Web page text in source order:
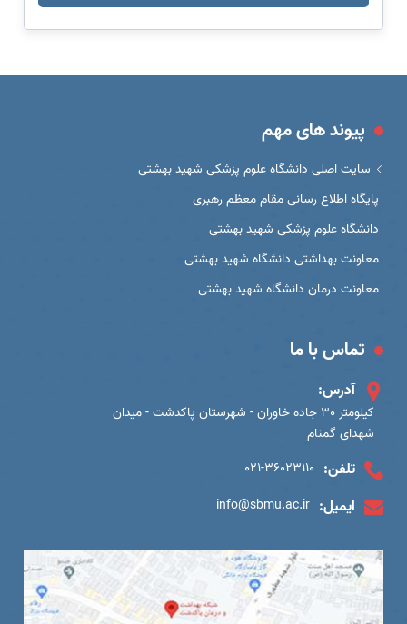
پیوند های مهم
سایت اصلی دانشگاه علوم پزشکی شهید بهشتی
پایگاه اطلاع رسانی مقام معظم رهبری
دانشگاه علوم پزشکی شهید بهشتی
معاونت بهداشتی دانشگاه شهید بهشتی
معاونت درمان دانشگاه شهید بهشتی
تماس با ما
آدرس:
کیلومتر 30 جاده خاوران - شهرستان پاکدشت - میدان
شهدای گمنام
تلفن: 021-36023110
ایمیل: info@sbmu.ac.ir